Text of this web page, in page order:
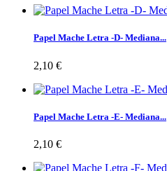
Papel Mache Letra -D- Mediana...
2,10 €
Papel Mache Letra -E- Mediana...
2,10 €